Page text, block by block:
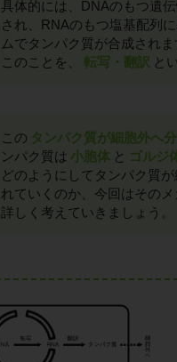
具体的には、DNAのもつ遺
され、RNAのもつ塩基配列
ムでタンパク質が合成されま
このことを、
転写・翻訳 と
この タンパク質が細胞外へ
ンパク質は 小胞体 と ゴルジ
どのようにしてタンパク質
れていくのか、今回はその
詳しく考えていきましょう。